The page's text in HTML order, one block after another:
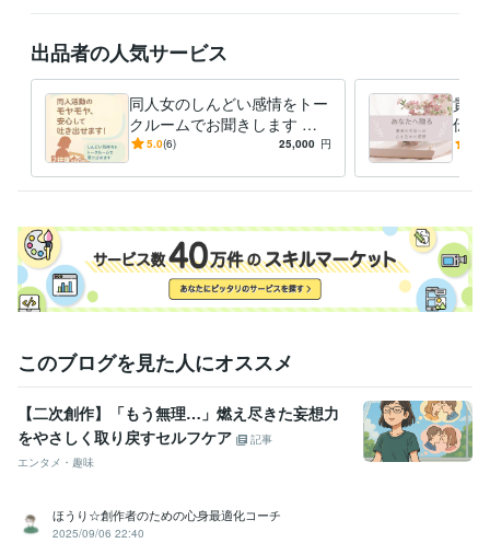
受賞歴
コナラゴールドランクアップ ココナラプラチナランクアップ
資格・検定
認定ダイエットインストラクター 取得年 : 2022年
上級心理カウンセラー 取得年 : 2022年
得意分野
ケア
二次創作 創作
メンタルケア
出品者の人気サービス
同人女のしんどい感情をトー
クルームでお聞きします お
試し2往復×60日！同人活動
5.0(6) 25,000 円
貴方
伝え
言一
このブログを見た人にオススメ
【二次創作】「もう無理…」燃え尽きた妄想力
をやさしく取り戻すセルフケア
記事
エンタメ・趣味
ほうり☆創作者のための心身最適化コーチ
2025/09/06 22:40